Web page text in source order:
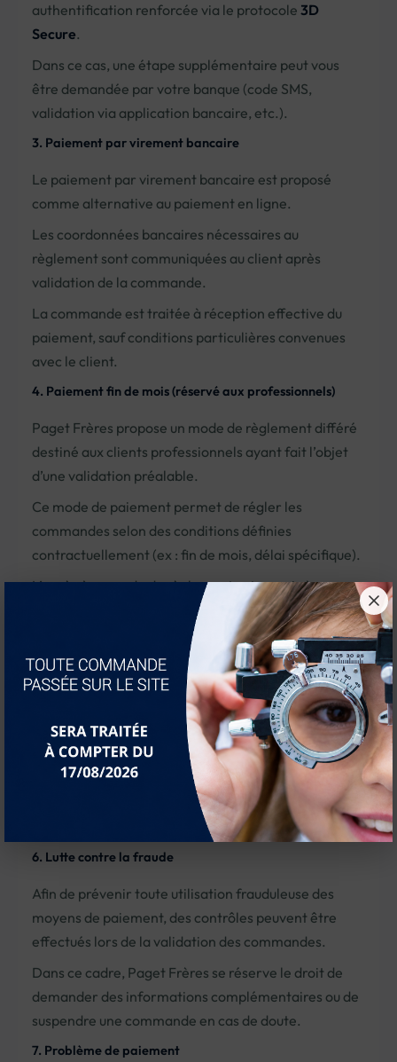
authentification renforcée via le protocole 3D
Secure.
Dans ce cas, une étape supplémentaire peut vous
être demandée par votre banque (code SMS,
validation via application bancaire, etc.).
3. Paiement par virement bancaire
Le paiement par virement bancaire est proposé
comme alternative au paiement en ligne.
Les coordonnées bancaires nécessaires au
règlement sont communiquées au client après
validation de la commande.
La commande est traitée à réception effective du
paiement, sauf conditions particulières convenues
avec le client.
4. Paiement fin de mois (réservé aux professionnels)
Paget Frères propose un mode de règlement différé
destiné aux clients professionnels ayant fait l’objet
d’une validation préalable.
Ce mode de paiement permet de régler les
commandes selon des conditions définies
contractuellement (ex : fin de mois, délai spécifique).
L’accès à ce mode de règlement est soumis à
acceptation et peut être modifié ou suspendu à tout
5. Protection des données
Paget Frères s’engage à ne jamais conserver les
informations bancaires de ses clients.
Les données de paiement sont traitées
exclusivement par des prestataires sécurisés et
certifiés, conformément aux réglementations en
6. Lutte contre la fraude
Afin de prévenir toute utilisation frauduleuse des
moyens de paiement, des contrôles peuvent être
effectués lors de la validation des commandes.
Dans ce cadre, Paget Frères se réserve le droit de
demander des informations complémentaires ou de
suspendre une commande en cas de doute.
7. Problème de paiement